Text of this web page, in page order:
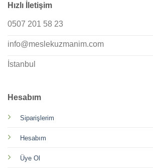
Hesabım
Siparişlerim
Hesabım
Üye Ol
Hızlı İletişim
0507 201 58 23
info@meslekuzmanim.com
İstanbul